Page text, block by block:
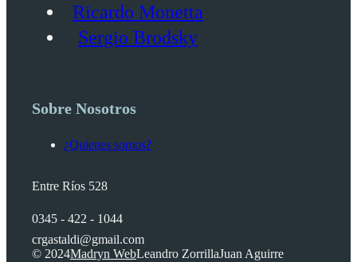
Ricardo Monetta
Sergio Brodsky
Sobre Nosotros
¿Quienes somos?
Entre Ríos 528
0345 - 422 - 1044
crgastaldi@gmail.com
© 2024Madryn WebLeandro ZorrillaJuan Aguirre